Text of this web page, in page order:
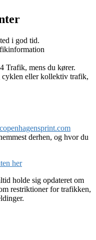
i god tid.
Trafik, mens du kører.
eller kollektiv trafik,
copenhagensprint.com
derhen, og hvor du
her
holde sig opdateret om
restriktioner for trafikken,